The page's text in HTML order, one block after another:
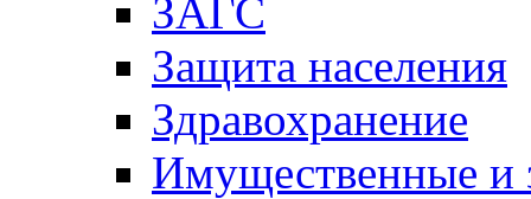
ЗАГС
Защита населения
Здравохранение
Имущественные и